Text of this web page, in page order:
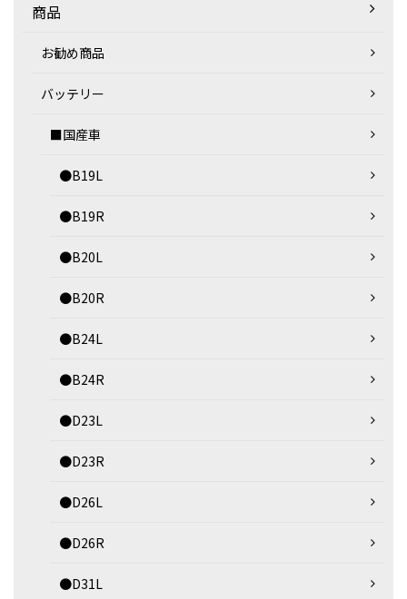
商品
お勧め商品
バッテリー
■国産車
●B19L
●B19R
●B20L
●B20R
●B24L
●B24R
●D23L
●D23R
●D26L
●D26R
●D31L